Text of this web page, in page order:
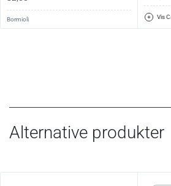
Bormioli Vis
Alternative produkter